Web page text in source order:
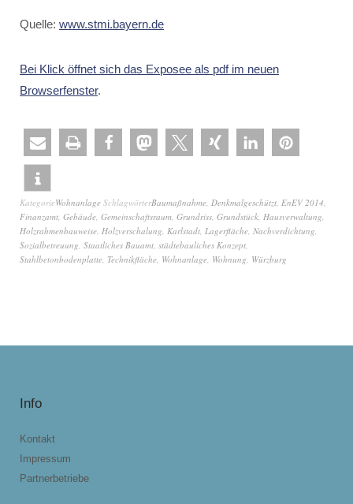
Quelle: www.stmi.bayern.de
Bei Klick öffnet sich das Exposee als pdf im neuen
Browserfenster.
KategorieWohnanlage SchlagwörterBaumaßnahme Denkmalgeschützt EnEV 2014
Finanzamt Gebäude Gemeinschaftsraum Grundriss Grundstück Hausverwaltung
Holzrahmenbauweise Holzverschalung Karlstadt Lagerfläche Nachverdichtung
Sozialbetreuung Staatliches Bauamt städtebauliches Konzept
Stahlbetonbodenplatte Technikfläche Wohnanlage Wohnung Würzburg
Info
Kontakt
Impressum
Partnerbetriebe